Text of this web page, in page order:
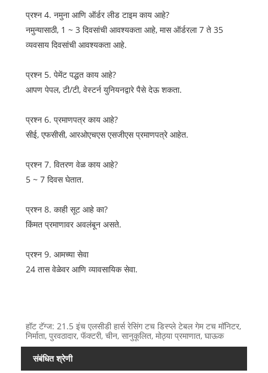
प्रश्न 4. नमुना आणि ऑर्डर लीड टाइम काय आहे?
नमुन्यासाठी, 1 ~ 3 दिवसांची आवश्यकता आहे, मास ऑर्डरला 7 ते 35
व्यवसाय दिवसांची आवश्यकता आहे.
प्रश्न 5. पेमेंट पद्धत काय आहे?
आपण पेपल, टी/टी, वेस्टर्न युनियनद्वारे पैसे देऊ शकता.
प्रश्न 6. प्रमाणपत्र काय आहे?
सीई, एफसीसी, आरओएचएस एसजीएस प्रमाणपत्रे आहेत.
प्रश्न 7. वितरण वेळ काय आहे?
5 ~ 7 दिवस घेतात.
प्रश्न 8. काही सूट आहे का?
किंमत प्रमाणावर अवलंबून असते.
प्रश्न 9. आमच्या सेवा
24 तास वेळेवर आणि व्यावसायिक सेवा.
हॉट टॅग्ज: 21.5 इंच एलसीडी हार्स रेसिंग टच डिस्प्ले टेबल गेम टच मॉनिटर,
निर्माता, पुरवठादार, फॅक्टरी, चीन, सानुकूलित, मोठ्या प्रमाणात, घाऊक
संबंधित श्रेणी